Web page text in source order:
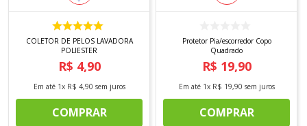
COLETOR DE PELOS LAVADORA
POLIESTER
R$ 4,90
Em até 1x R$ 4,90 sem juros
COMPRAR
Protetor Pia/escorredor Copo
Quadrado
R$ 19,90
Em até 1x R$ 19,90 sem juros
COMPRAR
tecido tricoline
tecido oxford
toalha mesa